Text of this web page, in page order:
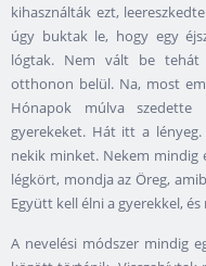
kihasználták ezt,
úgy buktak le, hogy egy
lógtak. Nem vált be tehát
otthonon belül. Na, most
Hónapok múlva
gyerekeket. Hát itt a
nekik minket. Nekem mindig
légkört, mondja az Öreg,
Együtt kell élni a gyerekkel,
A nevelési módszer mindig